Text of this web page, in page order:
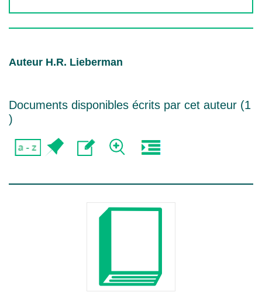
Auteur H.R. Lieberman
Documents disponibles écrits par cet auteur (1
)